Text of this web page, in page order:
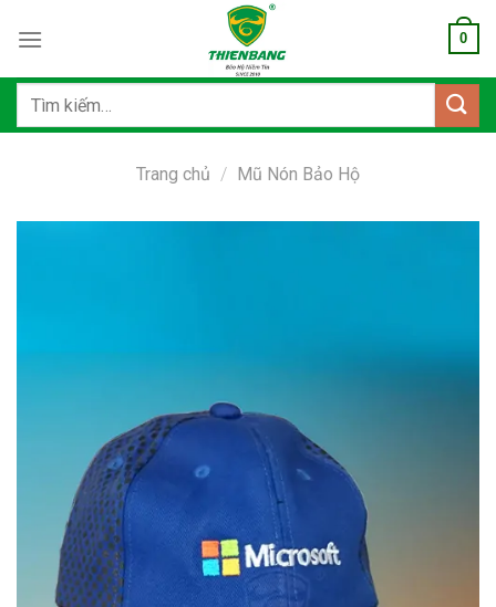
qua
dung
0
Tìm
Trang chủ / Mũ Nón Bảo Hộ